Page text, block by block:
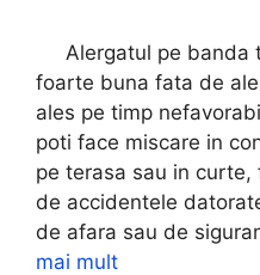
Alergatul pe banda
foarte buna fata de
ales pe timp
poti face miscare in
pe terasa sau in
de accidentele
de afara sau de
mai mult